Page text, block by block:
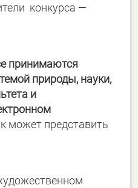
конкурса —
принимаются
природы, науки,
и
может представить